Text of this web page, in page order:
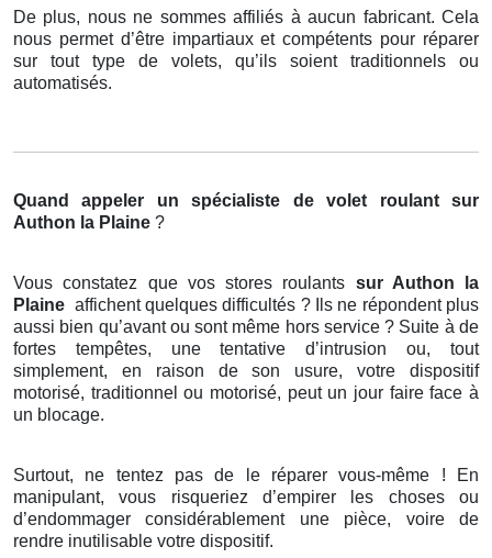
De plus, nous ne sommes affiliés à aucun fabricant. Cela
nous permet d’être impartiaux et compétents pour réparer
sur tout type de volets, qu’ils soient traditionnels ou
automatisés.
Quand appeler un spécialiste de volet roulant
sur
Authon la Plaine ?
Vous constatez que vos stores roulants sur Authon la
Plaine affichent quelques difficultés ? Ils ne répondent plus
aussi bien qu’avant ou sont même hors service ? Suite à de
fortes tempêtes, une tentative d’intrusion ou, tout
simplement, en raison de son usure, votre dispositif
motorisé, traditionnel ou motorisé, peut un jour faire face à
un blocage.
Surtout, ne tentez pas de le réparer vous-même ! En
manipulant, vous risqueriez d’empirer les choses ou
d’endommager considérablement une pièce, voire de
rendre inutilisable votre dispositif.